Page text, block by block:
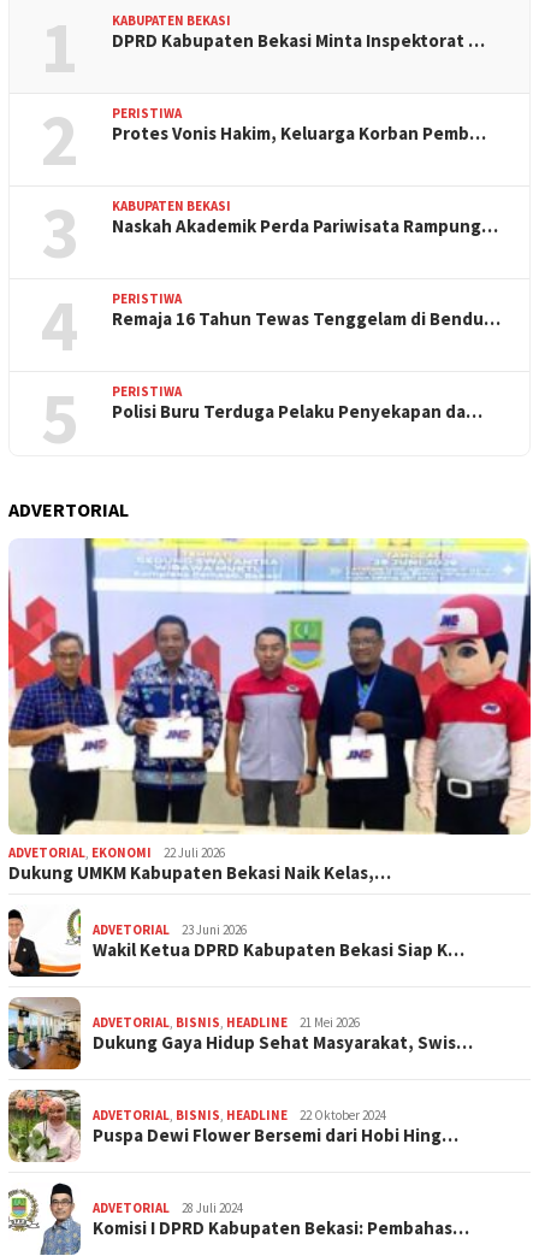
1 KABUPATEN BEKASI
DPRD Kabupaten Bekasi Minta Inspektorat …
2 PERISTIWA
Protes Vonis Hakim, Keluarga Korban Pemb…
3 KABUPATEN BEKASI
Naskah Akademik Perda Pariwisata Rampung…
4 PERISTIWA
Remaja 16 Tahun Tewas Tenggelam di Bendu…
5 PERISTIWA
Polisi Buru Terduga Pelaku Penyekapan da…
ADVERTORIAL
ADVETORIAL, EKONOMI 22 Juli 2026
Dukung UMKM Kabupaten Bekasi Naik Kelas,…
ADVETORIAL 23 Juni 2026
Wakil Ketua DPRD Kabupaten Bekasi Siap K…
ADVETORIAL, BISNIS, HEADLINE 21 Mei 2026
Dukung Gaya Hidup Sehat Masyarakat, Swis…
ADVETORIAL, BISNIS, HEADLINE 22 Oktober 2024
Puspa Dewi Flower Bersemi dari Hobi Hing…
ADVETORIAL 28 Juli 2024
Komisi I DPRD Kabupaten Bekasi: Pembahas…